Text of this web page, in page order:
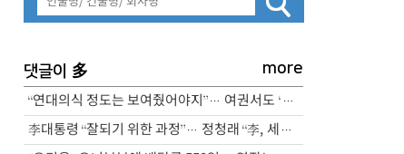
댓글이 多 more
“연대의식 정도는 보여줬어야지”… 여권서도 ‘삼전노조 파업 예고’ 비판
李대통령 “잘되기 위한 과정”… 정청래 “李, 세계적인 지도자”